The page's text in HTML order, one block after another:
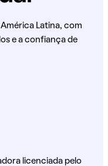
Latina, com
e a confiança de
licenciada pelo